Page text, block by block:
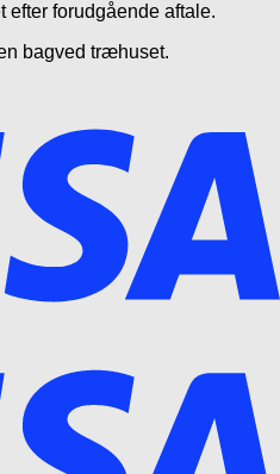
efter forudgående aftale.
bagved træhuset.